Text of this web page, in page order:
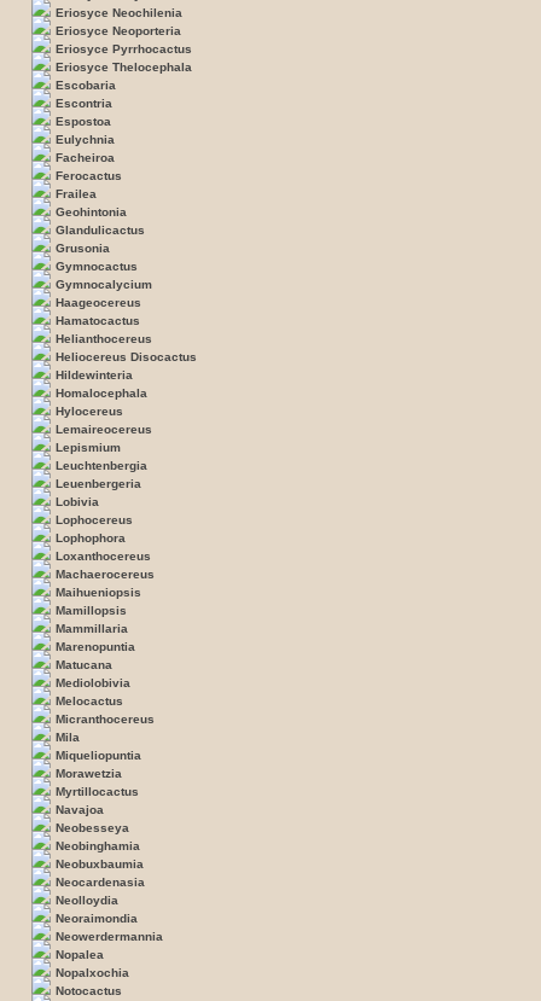
Eriosyce Neochilenia
Eriosyce Neoporteria
Eriosyce Pyrrhocactus
Eriosyce Thelocephala
Escobaria
Escontria
Espostoa
Eulychnia
Facheiroa
Ferocactus
Frailea
Geohintonia
Glandulicactus
Grusonia
Gymnocactus
Gymnocalycium
Haageocereus
Hamatocactus
Helianthocereus
Heliocereus Disocactus
Hildewinteria
Homalocephala
Hylocereus
Lemaireocereus
Lepismium
Leuchtenbergia
Leuenbergeria
Lobivia
Lophocereus
Lophophora
Loxanthocereus
Machaerocereus
Maihueniopsis
Mamillopsis
Mammillaria
Marenopuntia
Matucana
Mediolobivia
Melocactus
Micranthocereus
Mila
Miqueliopuntia
Morawetzia
Myrtillocactus
Navajoa
Neobesseya
Neobinghamia
Neobuxbaumia
Neocardenasia
Neolloydia
Neoraimondia
Neowerdermannia
Nopalea
Nopalxochia
Notocactus